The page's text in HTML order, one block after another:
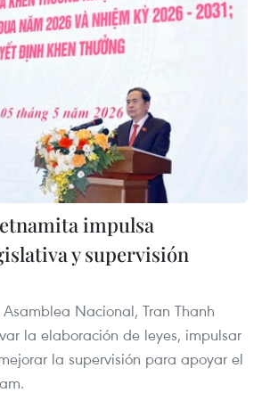
impulsa
y supervisión
Nacional, Tran Thanh
la elaboración de leyes, impulsar
la supervisión para apoyar el